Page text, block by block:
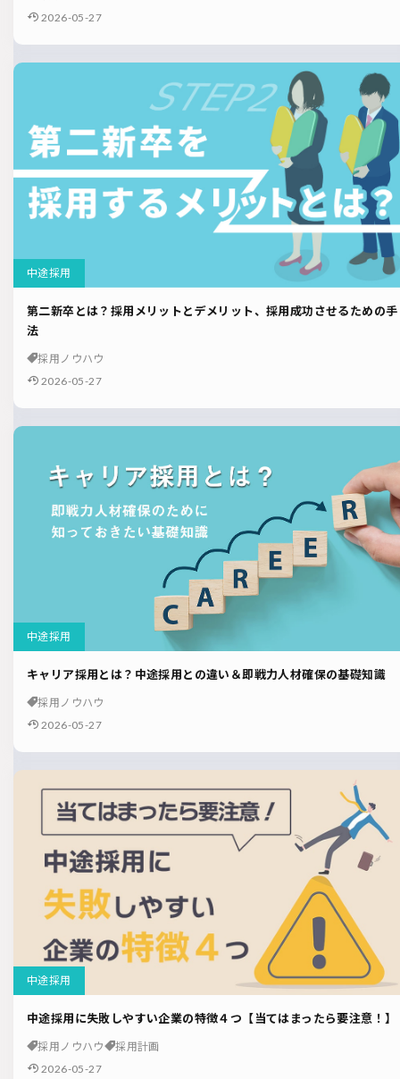
2026-05-27
中途採用
第二新卒とは？採用メリットとデメリット、採用成功させるための手
法
採用ノウハウ
2026-05-27
中途採用
キャリア採用とは？中途採用との違い＆即戦力人材確保の基礎知識
採用ノウハウ
2026-05-27
中途採用
中途採用に失敗しやすい企業の特徴４つ【当てはまったら要注意！】
採用ノウハウ
採用計画
2026-05-27